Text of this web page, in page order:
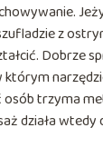
z
Dobrze
osób trzyma
działa